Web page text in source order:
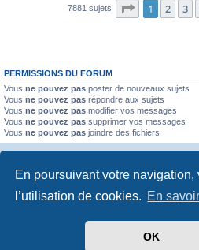
En poursuivant votre navigation,
l’utilisation de cookies. En
OK
7881 sujets Page 1sur
1 2 3
PERMISSIONS DU FORUM
Vous ne pouvez pas poster de nouveaux sujets
Vous ne pouvez pas répondre aux sujets
Vous ne pouvez pas modifier vos messages
Vous ne pouvez pas supprimer vos messages
Vous ne pouvez pas joindre des fichiers
Traduit par
: « Traductions
Avenue de la Praille, 26 - 1227 Carouge